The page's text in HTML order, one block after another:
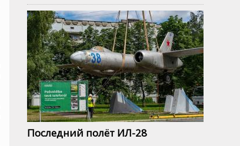
Последний полёт ИЛ-28